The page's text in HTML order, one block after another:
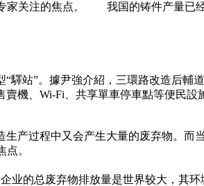
家关注的焦点。 我国的铸件产量已
站”。據尹強介紹，三環路改造后輔
機、Wi-Fi、共享單車停車點等便民
产过程中又会产生大量的废弃物。而
点。
业的总废弃物排放量是世界较大，其